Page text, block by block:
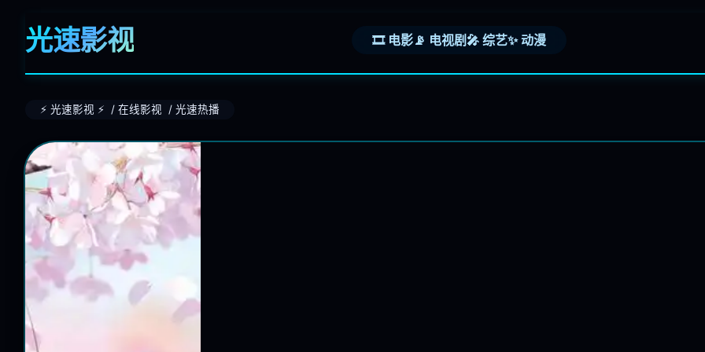
光速影视 🎞️ 电影📡 电视剧 🎤 综艺✨ 动漫
⚡ 光速影视 ⚡ / 在线影视 / 光速热播